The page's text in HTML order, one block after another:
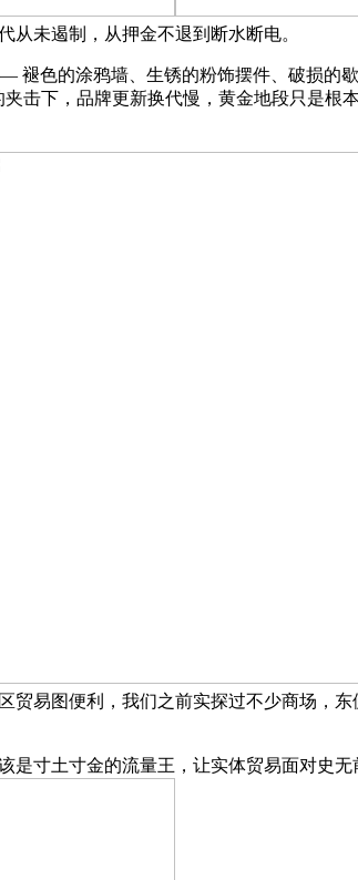
未遏制，从押金不退到断水断电。
色的涂鸦墙、生锈的粉饰摆件、破损的
击下，品牌更新换代慢，黄金地段只是
易图便利，我们之前实探过不少商场，
土寸金的流量王，让实体贸易面对史无